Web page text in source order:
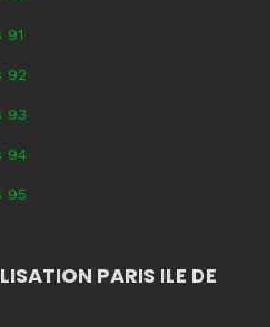
91
92
93
94
95
PARIS ILE DE